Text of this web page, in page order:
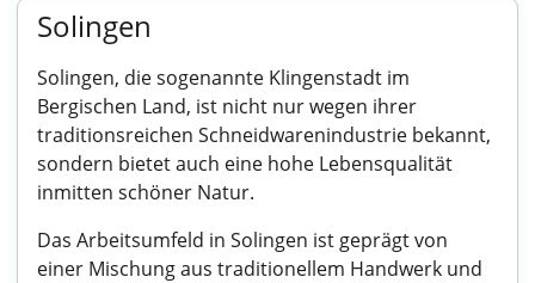
Solingen
Solingen, die sogenannte Klingenstadt im
Bergischen Land, ist nicht nur wegen ihrer
traditionsreichen Schneidwarenindustrie bekannt,
sondern bietet auch eine hohe Lebensqualität
inmitten schöner Natur.
Das Arbeitsumfeld in Solingen ist geprägt von
einer Mischung aus traditionellem Handwerk und